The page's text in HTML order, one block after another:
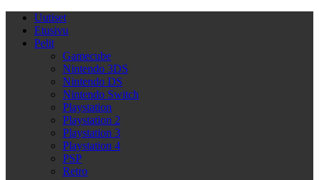
Uutiset
Etusivu
Pelit
Gamecube
Nintendo 3DS
Nintendo DS
Nintendo Switch
Playstation
Playstation 2
Playstation 3
Playstation 4
PSP
Retro